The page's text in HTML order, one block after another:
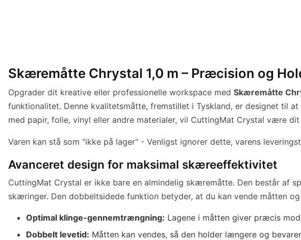
Skæremåtte Chrystal 1,0 m – Præcision og
Opgrader dit kreative eller professionelle workspace med Skæremåtte
funktionalitet. Denne kvalitetsmåtte, fremstillet i Tyskland, er designet til
med papir, folie, vinyl eller andre materialer, vil CuttingMat Crystal være
Varen kan stå som "ikke på lager" - Venligst ignorer dette, varens
Avanceret design for maksimal skæreeffektivitet
CuttingMat Crystal er ikke bare en almindelig skæremåtte. Den består af
skæringer. Den dobbeltsidede funktion betyder, at du kan vende måtten
Optimal klinge-gennemtrængning: Lagene i måtten giver præcis
Dobbelt levetid: Måtten kan vendes, så den holder længere og